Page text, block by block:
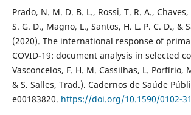
Prado, N. M. D. B. L., Rossi, T. R. A.,
S. G. D., Magno, L., Santos, H. L. P. C. D., &
(2020). The international response of
COVID-19: document analysis in selected
Vasconcelos, F. H. M. Cassilhas, L. Porfírio,
& S. Salles, Trad.). Cadernos de Saúde
e00183820. https://doi.org/10.1590/0102-